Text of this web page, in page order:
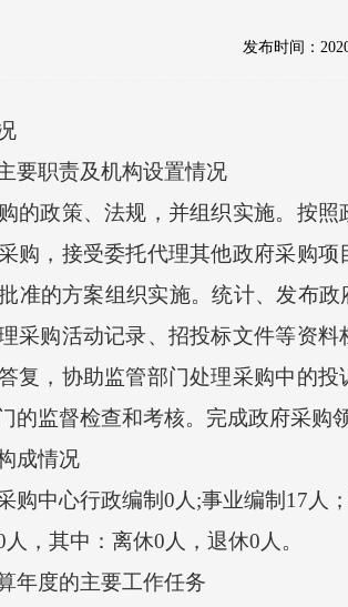
发布时间：
职责及机构设置情况
政策、法规，并组织实施。按照
购，接受委托代理其他政府采购
准的方案组织实施。统计、发布
采购活动记录、招投标文件等资
复，协助监管部门处理采购中的
的监督检查和考核。完成政府采购
成情况
中心行政编制0人;事业编制17人；
其中：离休0人，退休0人。
度的主要工作任务